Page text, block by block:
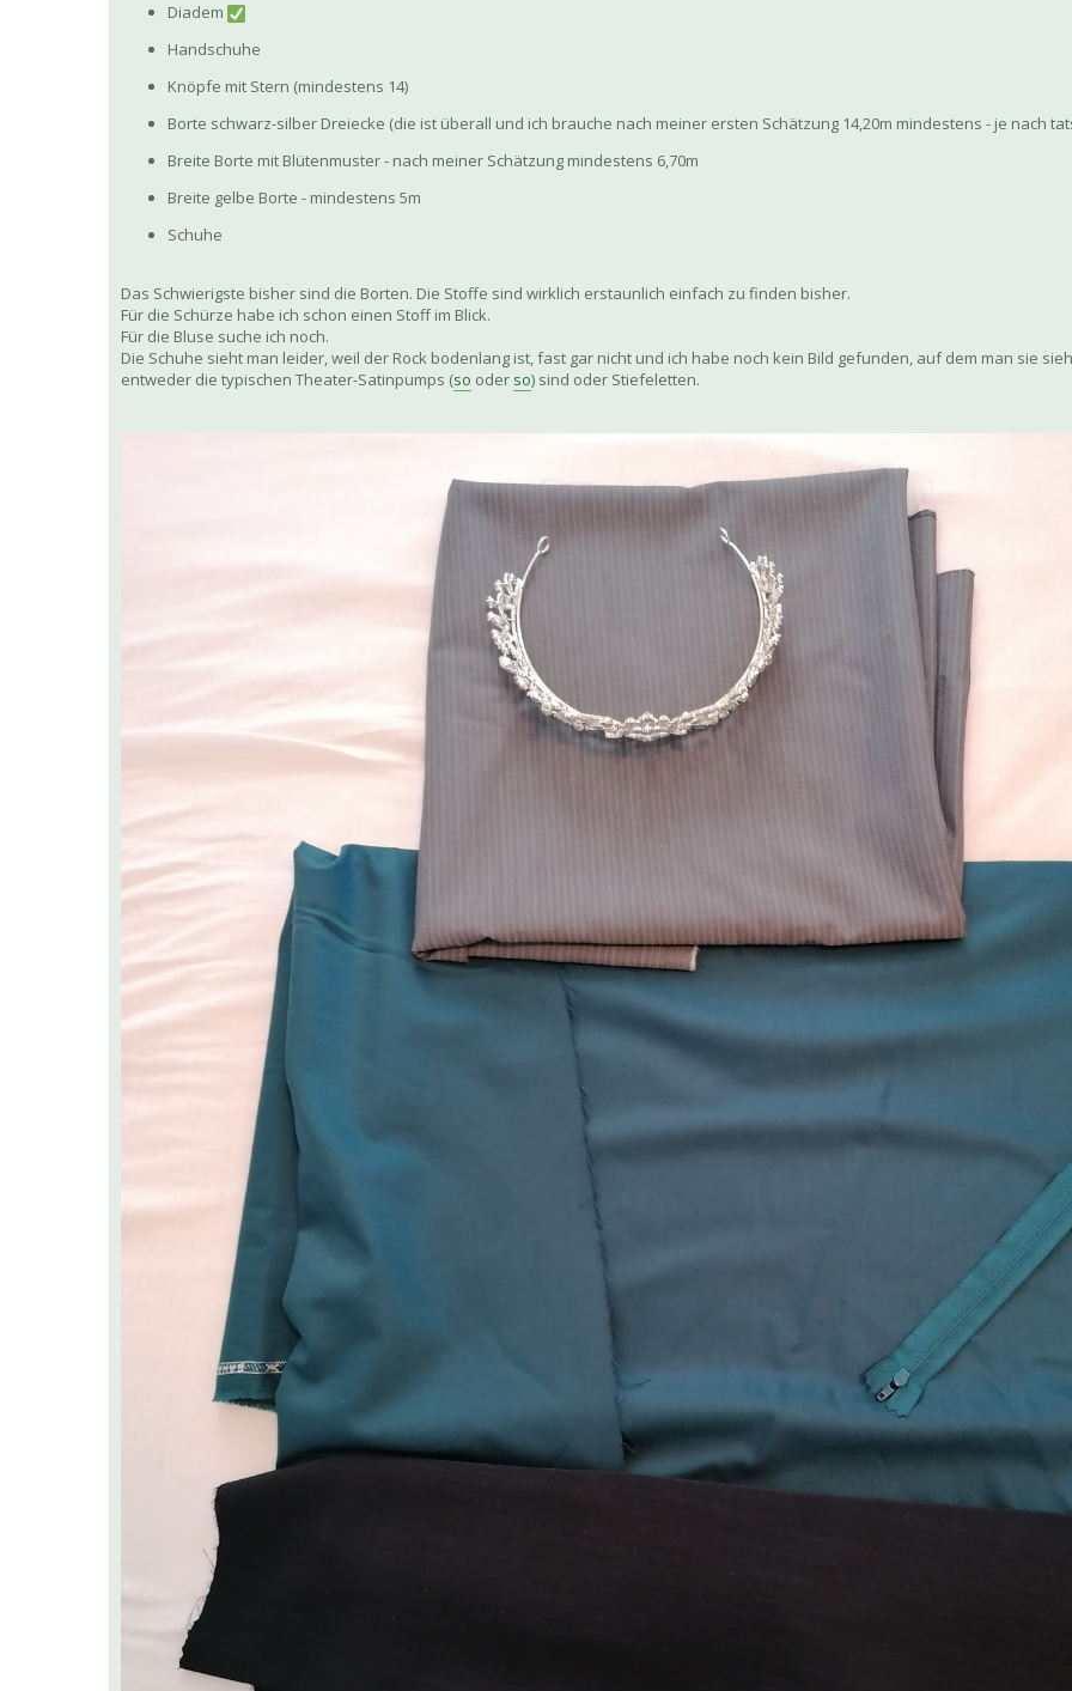
Diadem
Handschuhe
Knöpfe mit Stern (mindestens 14)
Borte schwarz-silber Dreiecke (die ist überall und ich brauche nach meiner ersten Schätzung 14,20m mindestens - je nach
Breite Borte mit Blütenmuster - nach meiner Schätzung mindestens 6,70m
Breite gelbe Borte - mindestens 5m
Schuhe
Das Schwierigste bisher sind die Borten. Die Stoffe sind wirklich erstaunlich einfach zu finden bisher.
Für die Schürze habe ich schon einen Stoff im Blick.
Für die Bluse suche ich noch.
Die Schuhe sieht man leider, weil der Rock bodenlang ist, fast gar nicht und ich habe noch kein Bild gefunden, auf dem man sie
entweder die typischen Theater-Satinpumps (so oder so) sind oder Stiefeletten.